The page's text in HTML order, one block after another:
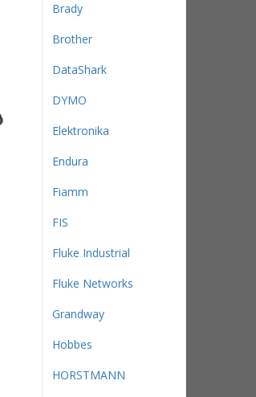
Brady
Brother
DataShark
DYMO
Elektronika
Endura
Fiamm
FIS
Fluke Industrial
Fluke Networks
Grandway
Hobbes
HORSTMANN